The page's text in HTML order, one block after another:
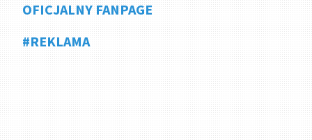
OFICJALNY FANPAGE
#REKLAMA